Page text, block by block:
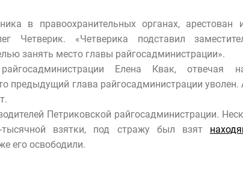
в правоохранительных органах, арестован
Четверик. «Четверика подставил
занять место главы райгосадминистрации».
Елена Квак, отвечая
предыдущий глава райгосадминистрации уволен.
Петриковской райгосадминистрации.
взятки, под стражу был взят
его освободили.